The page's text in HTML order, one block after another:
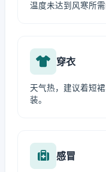
温度未达到风寒所
穿衣
天气热，建议着短
装。
感冒